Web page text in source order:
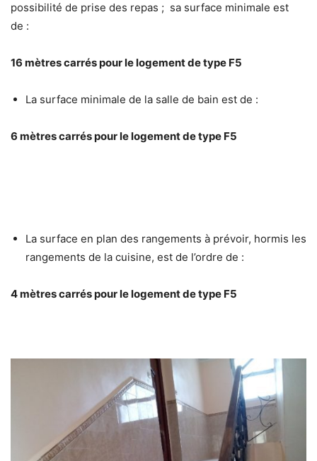
possibilité de prise des repas ; sa surface minimale est
de :
16 mètres carrés pour le logement de type F5
La surface minimale de la salle de bain est de :
6 mètres carrés pour le logement de type F5
La surface en plan des rangements à prévoir, hormis les
rangements de la cuisine, est de l’ordre de :
4 mètres carrés pour le logement de type F5